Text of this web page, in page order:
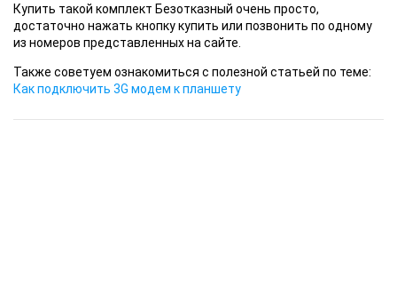
Купить такой комплект Безотказный очень просто,
достаточно нажать кнопку купить или позвонить по одному
из номеров представленных на сайте.
Также советуем ознакомиться с полезной статьей по теме:
Как подключить 3G модем к планшету